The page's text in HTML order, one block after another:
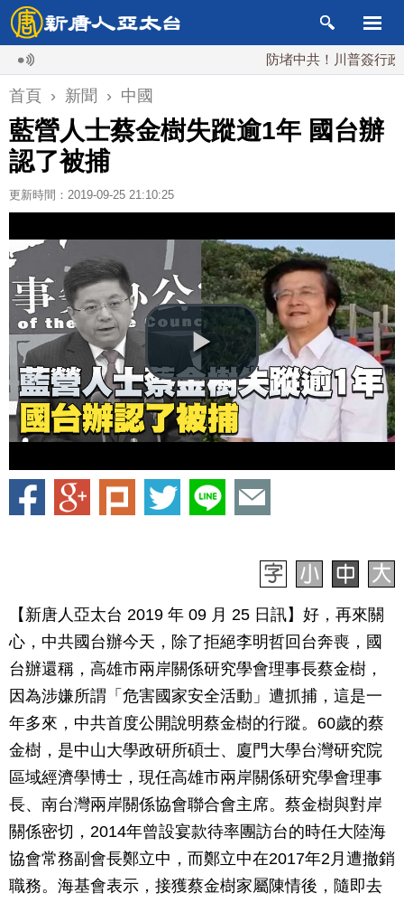
防堵中共！川普簽行政令 對
首頁 › 新聞 › 中國
藍營人士蔡金樹失蹤逾1年 國台辦
認了被捕
更新時間：2019-09-25 21:10:25
【新唐人亞太台 2019 年 09 月 25 日訊】好，再來關
心，中共國台辦今天，除了拒絕李明哲回台奔喪，國
台辦還稱，高雄市兩岸關係研究學會理事長蔡金樹，
因為涉嫌所謂「危害國家安全活動」遭抓捕，這是一
年多來，中共首度公開說明蔡金樹的行蹤。60歲的蔡
金樹，是中山大學政研所碩士、廈門大學台灣研究院
區域經濟學博士，現任高雄市兩岸關係研究學會理事
長、南台灣兩岸關係協會聯合會主席。蔡金樹與對岸
關係密切，2014年曾設宴款待率團訪台的時任大陸海
協會常務副會長鄭立中，而鄭立中在2017年2月遭撤銷
職務。海基會表示，接獲蔡金樹家屬陳情後，隨即去